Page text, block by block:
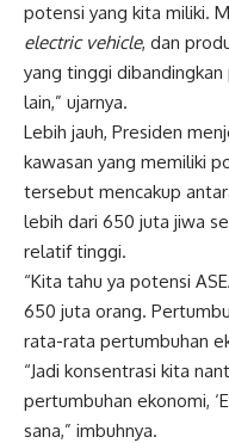
potensi yang kita miliki.
electric vehicle, dan
yang tinggi
lain,” ujarnya.
Lebih jauh, Presiden
kawasan yang memiliki
tersebut mencakup
lebih dari 650 juta jiwa
relatif tinggi.
“Kita tahu ya potensi
650 juta orang.
rata-rata pertumbuhan
“Jadi konsentrasi kita
pertumbuhan ekonomi,
sana,” imbuhnya.